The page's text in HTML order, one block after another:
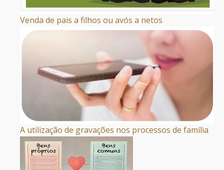
Venda de pais a filhos ou avós a netos
A utilização de gravações nos processos de família